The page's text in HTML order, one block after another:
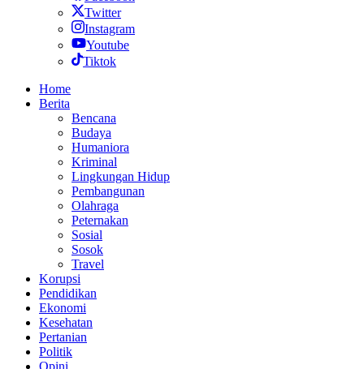
Twitter
Instagram
Youtube
Tiktok
Home
Berita
Bencana
Budaya
Humaniora
Kriminal
Lingkungan Hidup
Pembangunan
Olahraga
Peternakan
Sosial
Sosok
Travel
Korupsi
Pendidikan
Ekonomi
Kesehatan
Pertanian
Politik
Opini